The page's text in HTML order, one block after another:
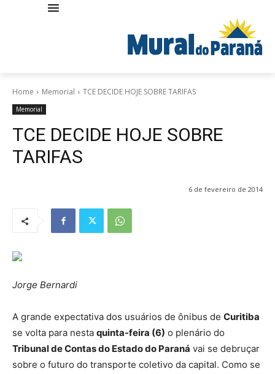
Home Memorial TCE DECIDE HOJE SOBRE TARIFAS
Memorial
TCE DECIDE HOJE SOBRE
TARIFAS
6 de fevereiro de 2014
Jorge Bernardi
A grande expectativa dos usuários de ônibus de Curitiba
se volta para nesta quinta-feira (6) o plenário do
Tribunal de Contas do Estado do Paraná vai se debruçar
sobre o futuro do transporte coletivo da capital. Como se